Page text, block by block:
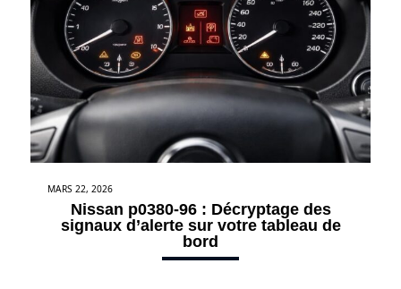
MARS 22, 2026
Nissan p0380-96 : Décryptage des
signaux d’alerte sur votre tableau de
bord